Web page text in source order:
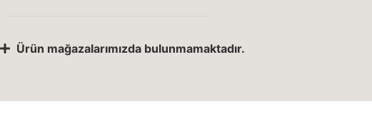
Ürün mağazalarımızda bulunmamaktadır.